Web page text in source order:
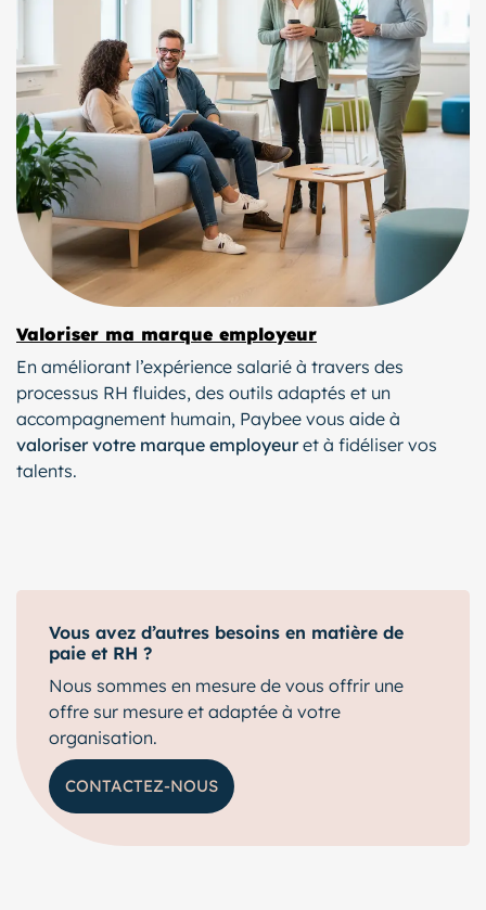
Valoriser ma marque employeur
En améliorant l’expérience salarié à travers des
processus RH fluides, des outils adaptés et un
accompagnement humain, Paybee vous aide à
valoriser votre marque employeuret à fidéliser vos
talents.
Vous avez d’autres besoins en matière de
paie et RH ?
Nous sommes en mesure de vous offrir une
offre sur mesure et adaptée à votre
organisation.
CONTACTEZ-NOUS